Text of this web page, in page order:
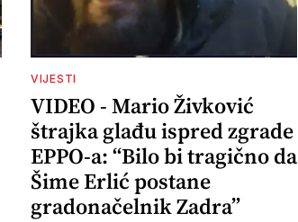
VIJESTI
VIDEO - Mario Živković
štrajka glađu ispred zgrade
EPPO-a: “Bilo bi tragično da
Šime Erlić postane
gradonačelnik Zadra”